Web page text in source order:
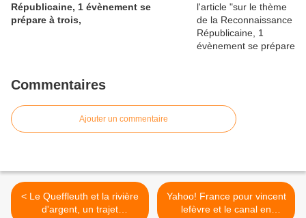
Républicaine, 1 évènement se
prépare à trois,
Commentaires
Ajouter un commentaire
< Le Queffleuth et la rivière
d'argent, un trajet
Yahoo! France pour vincent
lefèvre et le canal en